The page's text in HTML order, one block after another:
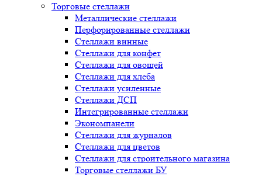
Торговые стеллажи
Металлические стеллажи
Перфорированные стеллажи
Стеллажи винные
Стеллажи для конфет
Стеллажи для овощей
Стеллажи для хлеба
Стеллажи усиленные
Стеллажи ДСП
Интегрированные стеллажи
Экономпанели
Стеллажи для журналов
Стеллажи для цветов
Стеллажи для строительного магазина
Торговые стеллажи БУ